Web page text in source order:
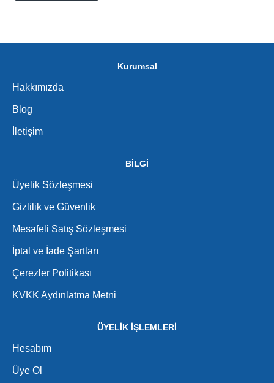
Kurumsal
Hakkımızda
Blog
İletişim
BİLGİ
Üyelik Sözleşmesi
Gizlilik ve Güvenlik
Mesafeli Satış Sözleşmesi
İptal ve İade Şartları
Çerezler Politikası
KVKK Aydınlatma Metni
ÜYELİK İŞLEMLERİ
Hesabım
Üye Ol